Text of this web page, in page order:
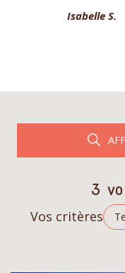
Isabelle S.
3
Vos critères